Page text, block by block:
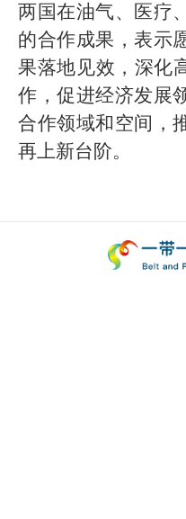
两国在油气、医疗
的合作成果，表示
果落地见效，深化
作，促进经济发展
合作领域和空间，
再上新台阶。